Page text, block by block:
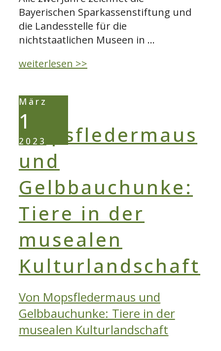
Bayerischen Sparkassenstiftung und
die Landesstelle für die
nichtstaatlichen Museen in …
Preisgekrönt:
weiterlesen >>
März
1
2023
Von Mopsfledermaus und
Gelbbauchunke: Tiere in der
musealen Kulturlandschaft